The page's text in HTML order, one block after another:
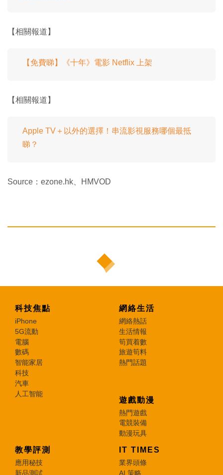
【相關報道】
【免費睇】《十年》電影 Netflix 上架
【相關報道】
Apple TV＋以外的選擇！串流影視服務哪個最抵
睇？
Source：ezone.hk、HMVOD
科技焦點
iPhone
5G流動
電腦
數碼
智能家居
科技
汽車
人工智能
網絡生活
網絡熱話
生活情報
筍買着數
旅遊筍料
熱門話題
遊戲動漫
熱門遊戲
電競裝備
動漫玩具
教學評測
應用秘技
新品測試
IT TIMES
業界頭條
AI 策略